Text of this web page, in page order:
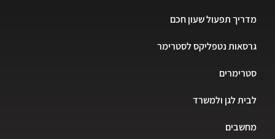
מדריך תפעול שעון חכם
גרסאות נטפליקס לסטרימר
סטרימרים
לבית לגן ולמשרד
מחשבים